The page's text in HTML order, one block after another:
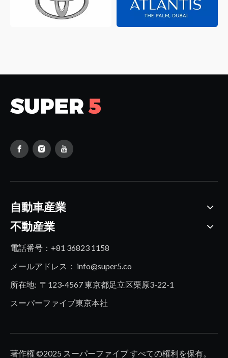
自動車産業
不動産業
電話番号：+81 36823 1158
メールアドレス： info@super5.co
所在地: 〒123-4567 東京都足立区栗原3-22-1
スーパーファイブ東京本社
著作権 ©2025 スーパーファイブ すべての権利を保有。